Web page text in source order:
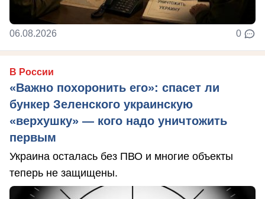
06.08.2026 0
В России
«Важно похоронить его»: спасет ли
бункер Зеленского украинскую
«верхушку» — кого надо уничтожить
первым
Украина осталась без ПВО и многие объекты
теперь не защищены.